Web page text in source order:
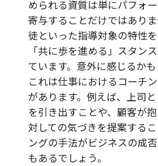
められる資質は単にパフォ
寄与することだけではあり
徒といった指導対象の特性を
「共に歩を進める」スタン
ています。意外に感じるかも
これは仕事におけるコーチ
があります。例えば、上司
を引き出すことや、顧客が
対しての気づきを提案する
ングの手法がビジネスの成
もあるでしょう。